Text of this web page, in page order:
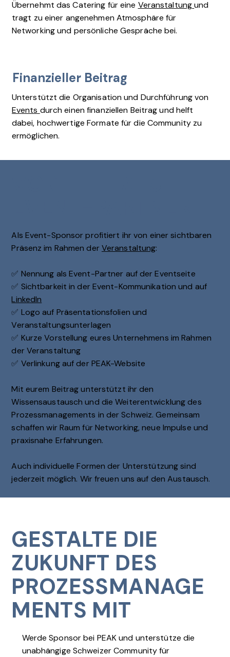
Übernehmt das Catering für eine Veranstaltungund
tragt zu einer angenehmen Atmosphäre für
Networking und persönliche Gespräche bei.
Finanzieller Beitrag
Unterstützt die Organisation und Durchführung von
Events durch einen finanziellen Beitrag und helft
dabei, hochwertige Formate für die Community zu
ermöglichen.
Als Event-Sponsor profitiert ihr von einer sichtbaren
Präsenz im Rahmen derVeranstaltung:
✅ Nennung als Event-Partner auf der Eventseite
✅ Sichtbarkeit in der Event-Kommunikation und auf
LinkedIn
✅ Logo auf Präsentationsfolien und
Veranstaltungsunterlagen
✅ Kurze Vorstellung eures Unternehmens im Rahmen
der Veranstaltung
✅ Verlinkung auf der PEAK-Website
Mit eurem Beitrag unterstützt ihr den
Wissensaustausch und die Weiterentwicklung des
Prozessmanagements in der Schweiz. Gemeinsam
schaffen wir Raum für Networking, neue Impulse und
praxisnahe Erfahrungen.
Auch individuelle Formen der Unterstützung sind
jederzeit möglich. Wir freuen uns auf den Austausch.
GESTALTE DIE
ZUKUNFT DES
PROZESSMANAGE
MENTS MIT
Werde Sponsor bei PEAK und unterstütze die
unabhängige Schweizer Community für